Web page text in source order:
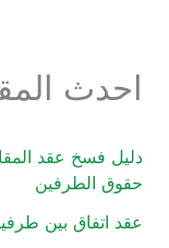
احدث
دليل فسخ عقد
حقوق الطرفين
عقد اتفاق بين